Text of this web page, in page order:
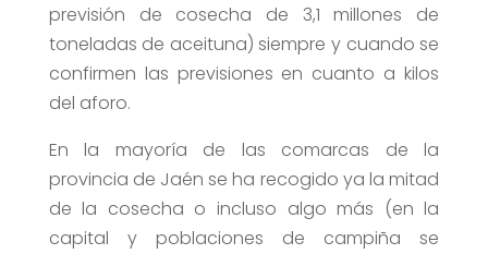
previsión de cosecha de 3,1 millones de
toneladas de aceituna) siempre y cuando se
confirmen las previsiones en cuanto a kilos
del aforo.
En la mayoría de las comarcas de la
provincia de Jaén se ha recogido ya la mitad
de la cosecha o incluso algo más (en la
capital y poblaciones de campiña se